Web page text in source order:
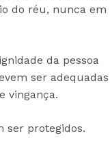
do réu, nunca em
da pessoa
ser adequadas
vingança.
ser protegidos.